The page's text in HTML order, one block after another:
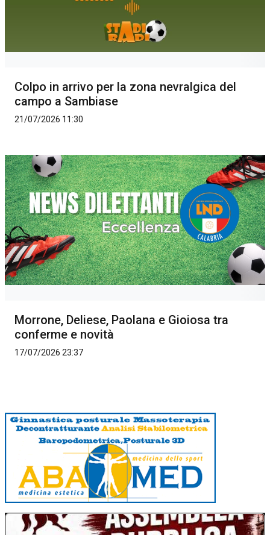
Colpo in arrivo per la zona nevralgica del
campo a Sambiase
21/07/2026 11:30
Morrone, Deliese, Paolana e Gioiosa tra
conferme e novità
17/07/2026 23:37